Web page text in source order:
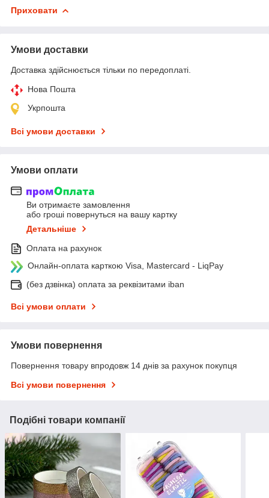
Приховати
Умови доставки
Доставка здійснюється тільки по передоплаті.
Нова Пошта
Укрпошта
Всі умови доставки
Умови оплати
Ви отримаєте замовлення
або гроші повернуться на вашу картку
Детальніше
Оплата на рахунок
Онлайн-оплата карткою Visa, Mastercard - LiqPay
(без дзвінка) оплата за реквізитами iban
Всі умови оплати
Умови повернення
Повернення товару впродовж 14 днів за рахунок покупця
Всі умови повернення
Подібні товари компанії